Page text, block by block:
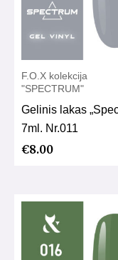
F.O.X kolekcija
"SPECTRUM"
Gelinis lakas
7ml. Nr.011
€8.00